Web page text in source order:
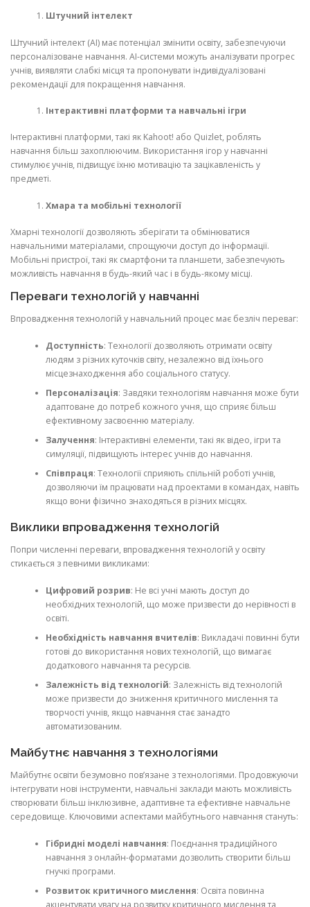
Штучний інтелект
Штучний інтелект (AI) має потенціал змінити освіту, забезпечуючи
персоналізоване навчання. AI-системи можуть аналізувати прогрес
учнів, виявляти слабкі місця та пропонувати індивідуалізовані
рекомендації для покращення навчання.
Інтерактивні платформи та навчальні ігри
Інтерактивні платформи, такі як Kahoot! або Quizlet, роблять
навчання більш захоплюючим. Використання ігор у навчанні
стимулює учнів, підвищує їхню мотивацію та зацікавленість у
предметі.
Хмара та мобільні технології
Хмарні технології дозволяють зберігати та обмінюватися
навчальними матеріалами, спрощуючи доступ до інформації.
Мобільні пристрої, такі як смартфони та планшети, забезпечують
можливість навчання в будь-який час і в будь-якому місці.
Переваги технологій у навчанні
Впровадження технологій у навчальний процес має безліч переваг:
Доступність: Технології дозволяють отримати освіту
людям з різних куточків світу, незалежно від їхнього
місцезнаходження або соціального статусу.
Персоналізація: Завдяки технологіям навчання може бути
адаптоване до потреб кожного учня, що сприяє більш
ефективному засвоєнню матеріалу.
Залучення: Інтерактивні елементи, такі як відео, ігри та
симуляції, підвищують інтерес учнів до навчання.
Співпраця: Технології сприяють спільній роботі учнів,
дозволяючи їм працювати над проектами в командах, навіть
якщо вони фізично знаходяться в різних місцях.
Виклики впровадження технологій
Попри численні переваги, впровадження технологій у освіту
стикається з певними викликами:
Цифровий розрив: Не всі учні мають доступ до
необхідних технологій, що може призвести до нерівності в
освіті.
Необхідність навчання вчителів: Викладачі повинні бути
готові до використання нових технологій, що вимагає
додаткового навчання та ресурсів.
Залежність від технологій: Залежність від технологій
може призвести до зниження критичного мислення та
творчості учнів, якщо навчання стає занадто
автоматизованим.
Майбутнє навчання з технологіями
Майбутнє освіти безумовно пов’язане з технологіями. Продовжуючи
інтегрувати нові інструменти, навчальні заклади мають можливість
створювати більш інклюзивне, адаптивне та ефективне навчальне
середовище. Ключовими аспектами майбутнього навчання стануть:
Гібридні моделі навчання: Поєднання традиційного
навчання з онлайн-форматами дозволить створити більш
гнучкі програми.
Розвиток критичного мислення: Освіта повинна
акцентувати увагу на розвитку критичного мислення та